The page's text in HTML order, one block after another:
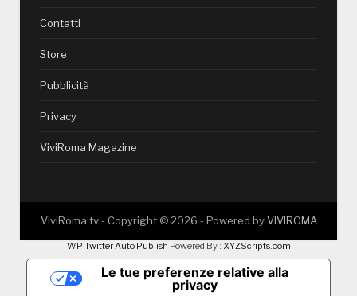
Contatti
Store
Pubblicità
Privacy
ViviRoma Magazine
ViviRoma.tv - Copyright ©2026 - Powered byVIVIROMA
WP Twitter Auto Publish Powered By : XYZScripts.com
Le tue preferenze relative alla
privacy